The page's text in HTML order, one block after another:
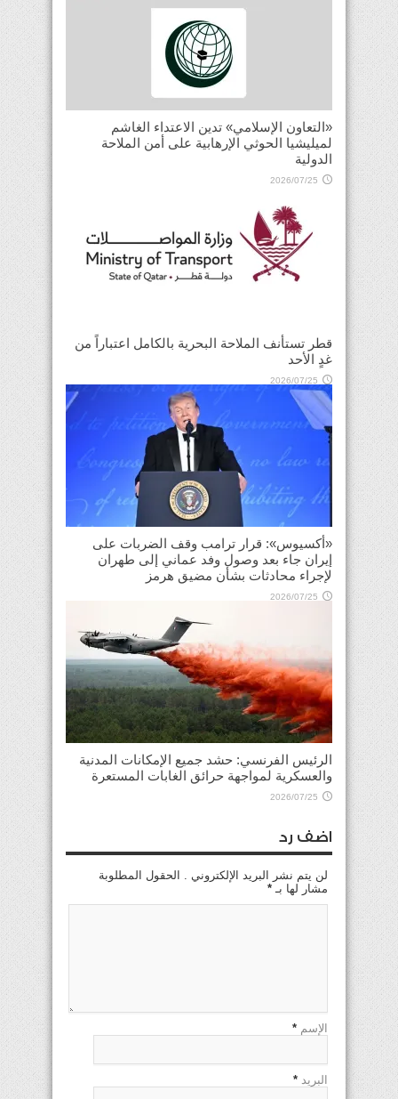
«التعاون الإسلامي» تدين الاعتداء الغاشم
لميليشيا الحوثي الإرهابية على أمن الملاحة
الدولية
2026/07/25
قطر تستأنف الملاحة البحرية بالكامل اعتباراً من
غدٍ الأحد
2026/07/25
«أكسيوس»: قرار ترامب وقف الضربات على
إيران جاء بعد وصول وفد عماني إلى طهران
لإجراء محادثات بشأن مضيق هرمز
2026/07/25
الرئيس الفرنسي: حشد جميع الإمكانات المدنية
والعسكرية لمواجهة حرائق الغابات المستعرة
2026/07/25
اضف رد
لن يتم نشر البريد الإلكتروني . الحقول المطلوبة
مشار لها بـ *
الإسم *
البريد *